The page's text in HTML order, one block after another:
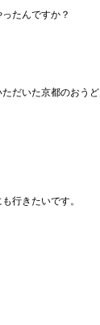
たんですか？
だいた京都のおう
行きたいです。